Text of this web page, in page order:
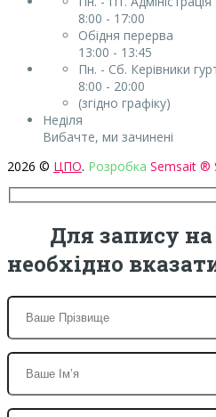
8:00 - 17:00
Обідня перерва
13:00 - 13:45
Пн. - Сб. Керівники
8:00 - 20:00
(згідно графіку)
Неділя
Вибачте, ми зачинені
2026 © ЦПО. Розробка Semsait ®
Для запису
необхідно